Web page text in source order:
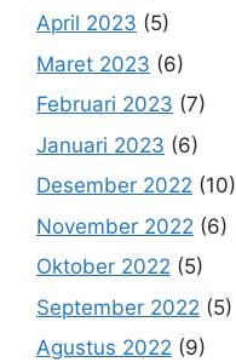
April 2023 (5)
Maret 2023 (6)
Februari 2023 (7)
Januari 2023 (6)
Desember 2022 (10)
November 2022 (6)
Oktober 2022 (5)
September 2022 (5)
Agustus 2022 (9)